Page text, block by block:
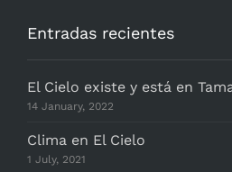
Entradas recientes
El Cielo existe y está en
14 January, 2022
Clima en El Cielo
1 July, 2021